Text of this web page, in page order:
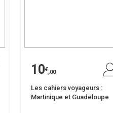
10€,00
Les cahiers voyageurs :
Martinique et Guadeloupe